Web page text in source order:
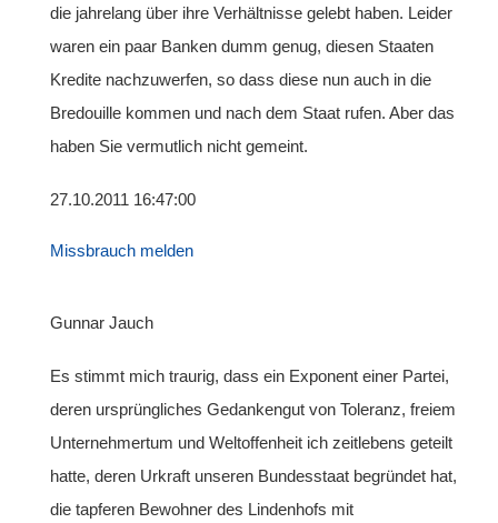
die jahrelang über ihre Verhältnisse gelebt haben. Leider
waren ein paar Banken dumm genug, diesen Staaten
Kredite nachzuwerfen, so dass diese nun auch in die
Bredouille kommen und nach dem Staat rufen. Aber das
haben Sie vermutlich nicht gemeint.
27.10.2011 16:47:00
Missbrauch melden
Gunnar Jauch
Es stimmt mich traurig, dass ein Exponent einer Partei,
deren ursprüngliches Gedankengut von Toleranz, freiem
Unternehmertum und Weltoffenheit ich zeitlebens geteilt
hatte, deren Urkraft unseren Bundesstaat begründet hat,
die tapferen Bewohner des Lindenhofs mit